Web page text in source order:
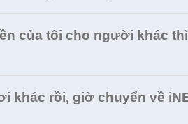
của tôi cho người khác
khác rồi, giờ chuyển về